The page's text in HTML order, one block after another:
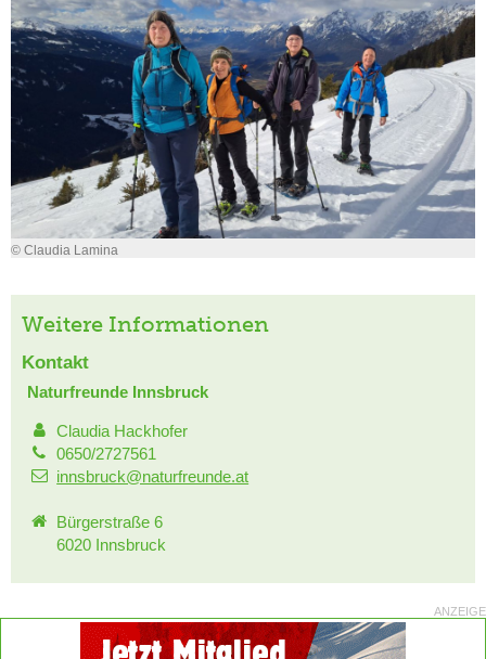
© Claudia Lamina
Weitere Informationen
Kontakt
Naturfreunde Innsbruck
Claudia Hackhofer
0650/2727561
innsbruck@naturfreunde.at
Bürgerstraße 6
6020 Innsbruck
ANZEIGE